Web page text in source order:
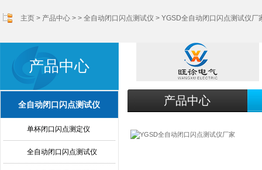
主页 > 产品中心 > > 全自动闭口闪点测试仪 > YGSD全自动闭口闪点测试仪厂
产品中心
全自动闭口闪点测试仪
单杯闭口闪点测定仪
全自动闭口闪点测试仪
产品中心